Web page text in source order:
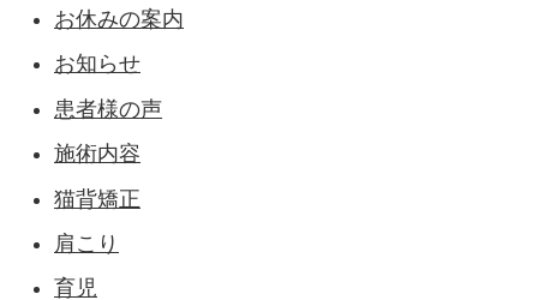
お休みの案内
お知らせ
患者様の声
施術内容
猫背矯正
肩こり
育児